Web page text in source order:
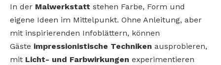
In der Malwerkstatt stehen Farbe, Form und
eigene Ideen im Mittelpunkt. Ohne Anleitung, aber
mit inspirierenden Infoblättern, können
Gäste impressionistische Techniken ausprobieren,
mit Licht- und Farbwirkungen experimentieren